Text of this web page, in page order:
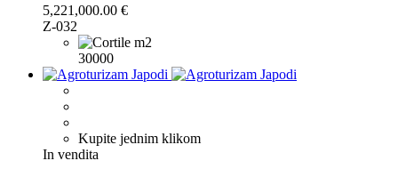
5,221,000.00 €
Z-032
30000
Kupite jednim klikom
In vendita